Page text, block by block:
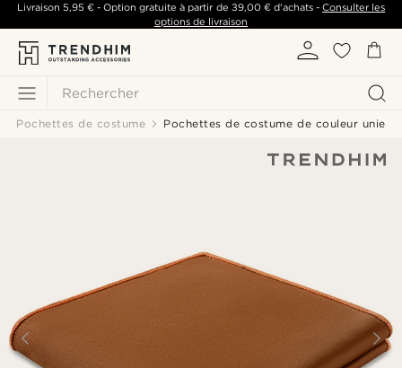
Rechercher
Livraison 5,95 €- Option gratuite à partir de 39,00 €d'achats -Consulter les
options de livraison
Pochettes de costume Pochettes de costume de couleur unie